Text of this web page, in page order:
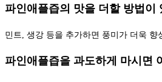
파인애플즙의 맛을 더할 방법이
민트, 생강 등을 추가하면 풍미가 더욱
파인애플즙을 과도하게 마시면